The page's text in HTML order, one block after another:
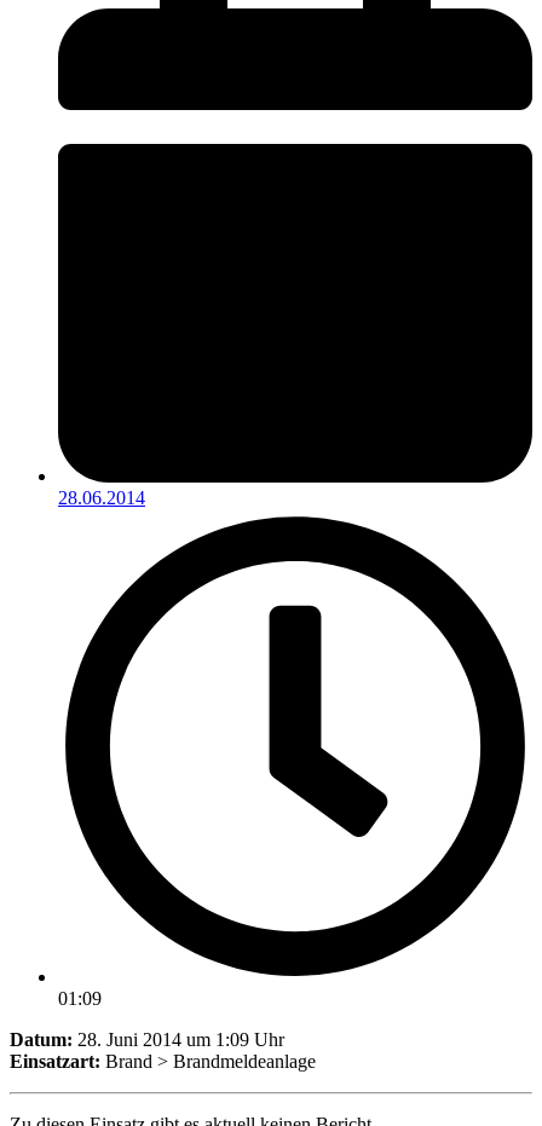
28.06.2014
01:09
Datum: 28. Juni 2014 um 1:09 Uhr
Einsatzart: Brand > Brandmeldeanlage